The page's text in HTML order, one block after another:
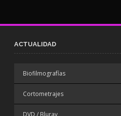
ACTUALIDAD
Biofilmografías
Cortometrajes